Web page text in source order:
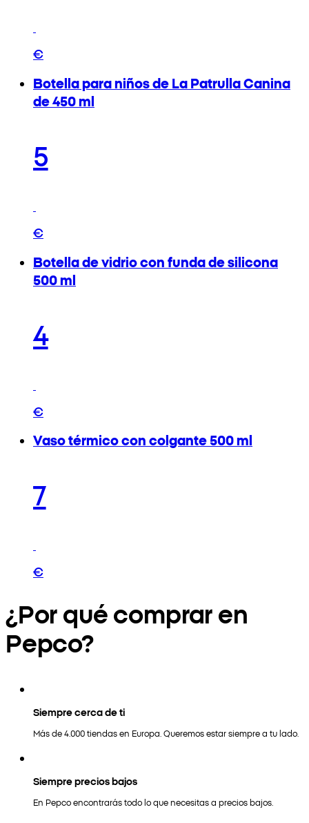
€
Botella para niños de La Patrulla Canina
de 450 ml
5
€
Botella de vidrio con funda de silicona
500 ml
4
€
Vaso térmico con colgante 500 ml
7
€
¿Por qué comprar en
Pepco?
Siempre cerca de ti
Más de 4.000 tiendas en Europa. Queremos estar siempre a tu lado.
Siempre precios bajos
En Pepco encontrarás todo lo que necesitas a precios bajos.